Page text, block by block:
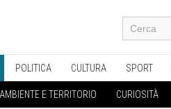
POLITICA CULTURA SPORT
AMBIENTE E TERRITORIO CURIOSITÀ